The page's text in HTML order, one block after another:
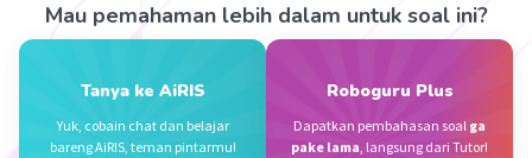
Nanda R Community Level 89
Jawaban terverifikasi
jawabannya adalah D.
Mau pemahaman lebih dalam untuk soal ini?
Tanya ke AiRIS
Yuk, cobain chat dan belajar
bareng AiRIS, teman pintarmu!
Roboguru Plus
Dapatkan pembahasan soal ga
pake lama, langsung dari Tutor!